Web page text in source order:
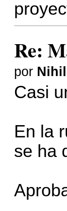
Re:
por Nihill
Casi
En la
se ha